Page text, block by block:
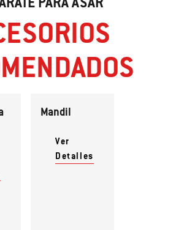
Mandil
Ver
Detalles